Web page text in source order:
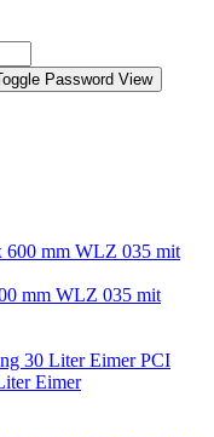
Password View
mm WLZ 035 mit
PCI
Eimer